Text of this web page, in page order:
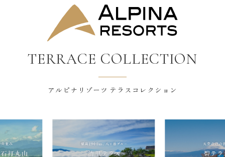
TERRACE COLLECTION
アルピナリゾーツ テラスコレクション